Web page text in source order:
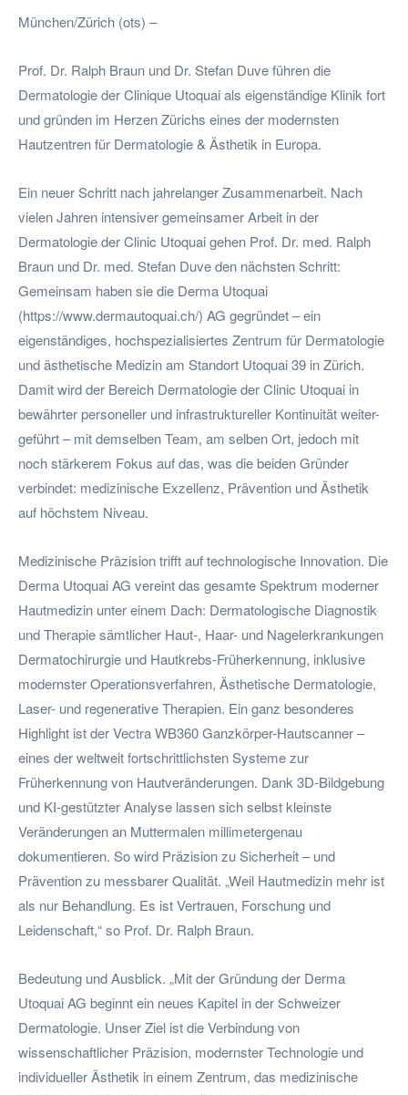
München/Zürich (ots) –
Prof. Dr. Ralph Braun und Dr. Stefan Duve führen die
Dermatologie der Clinique Utoquai als eigenständige Klinik fort
und gründen im Herzen Zürichs eines der modernsten
Hautzentren für Dermatologie & Ästhetik in Europa.
Ein neuer Schritt nach jahrelanger Zusammenarbeit. Nach
vielen Jahren intensiver gemeinsamer Arbeit in der
Dermatologie der Clinic Utoquai gehen Prof. Dr. med. Ralph
Braun und Dr. med. Stefan Duve den nächsten Schritt:
Gemeinsam haben sie die Derma Utoquai
(https://www.dermautoquai.ch/) AG gegründet – ein
eigenständiges, hochspezialisiertes Zentrum für Dermatologie
und ästhetische Medizin am Standort Utoquai 39 in Zürich.
Damit wird der Bereich Dermatologie der Clinic Utoquai in
bewährter personeller und infrastruktureller Kontinuität weiter-
geführt – mit demselben Team, am selben Ort, jedoch mit
noch stärkerem Fokus auf das, was die beiden Gründer
verbindet: medizinische Exzellenz, Prävention und Ästhetik
auf höchstem Niveau.
Medizinische Präzision trifft auf technologische Innovation. Die
Derma Utoquai AG vereint das gesamte Spektrum moderner
Hautmedizin unter einem Dach: Dermatologische Diagnostik
und Therapie sämtlicher Haut-, Haar- und Nagelerkrankungen
Dermatochirurgie und Hautkrebs-Früherkennung, inklusive
modernster Operationsverfahren, Ästhetische Dermatologie,
Laser- und regenerative Therapien. Ein ganz besonderes
Highlight ist der Vectra WB360 Ganzkörper-Hautscanner –
eines der weltweit fortschrittlichsten Systeme zur
Früherkennung von Hautveränderungen. Dank 3D-Bildgebung
und KI-gestützter Analyse lassen sich selbst kleinste
Veränderungen an Muttermalen millimetergenau
dokumentieren. So wird Präzision zu Sicherheit – und
Prävention zu messbarer Qualität. „Weil Hautmedizin mehr ist
als nur Behandlung. Es ist Vertrauen, Forschung und
Leidenschaft,“ so Prof. Dr. Ralph Braun.
Bedeutung und Ausblick. „Mit der Gründung der Derma
Utoquai AG beginnt ein neues Kapitel in der Schweizer
Dermatologie. Unser Ziel ist die Verbindung von
wissenschaftlicher Präzision, modernster Technologie und
individueller Ästhetik in einem Zentrum, das medizinische